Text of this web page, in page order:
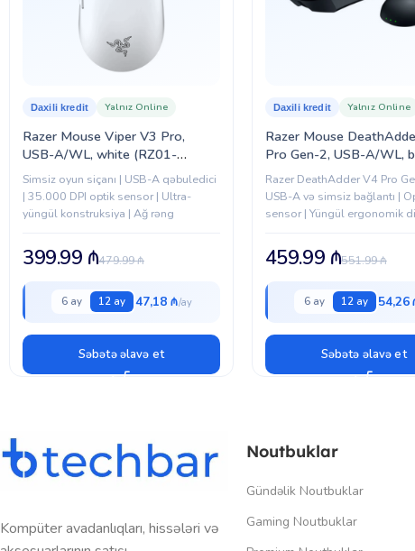
Razer Mouse Viper V3 Pro,
USB-A/WL, white (RZ01-
05120200-R3G1)
Daxili kredit Yalnız Online
Simsiz oyun siçanı | USB-A qəbuledici
| 35.000 DPI optik sensor | Ultra-
yüngül konstruksiya | Ağ rəng
479.99₼
399.99 ₼
6 ay 12 ay 47,18 ₼
Səbətə əlavə et
Razer Mouse
Pro Gen-2, USB-A/WL,
(RZ01-05330100-R3G1)
Daxili kredit Yalnız Online
Razer DeathAdder V4 Pro
USB-A və simsiz bağlantı |
sensor | Yüngül ergonomik
551.99₼
459.99 ₼
6 ay 12 ay 54,26
Səbətə əlavə et
Kompüter avadanlıqları, hissələri və
Noutbuklar
Gündəlik Noutbuklar
Gaming Noutbuklar